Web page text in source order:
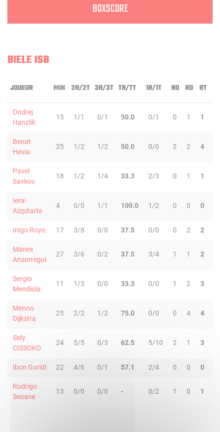
BOXSCORE
BIELE ISB
JOUEUR MIN 2R/2T 3R/3T TR/TT 1R/1T RO RD RT
Ondrej
Hanzlik
15 1/1 0/1 50.0 0/1 0 1 1
Benat
Hevia
25 1/2 1/2 50.0 0/0 2 2 4
Pavel
Savkov
18 1/2 1/4 33.3 2/3 0 1 1
Ierai
Aizpitarte
4 0/0 1/1 100.0 1/2 0 0 0
Inigo Royo 17 3/8 0/0 37.5 0/0 0 2 2
Manex
Ansorregui
27 3/6 0/2 37.5 3/4 1 1 2
Sergio
Mendiola
11 1/3 0/0 33.3 0/0 1 2 3
Menno
Dijkstra
25 2/2 1/2 75.0 0/0 0 4 4
Sidy
CISSOKO
24 5/5 0/3 62.5 5/10 2 1 3
Ibon Guridi 22 4/6 0/1 57.1 2/4 0 0 0
Rodrigo
Seoane
13 0/0 0/0 - 0/2 1 0 1